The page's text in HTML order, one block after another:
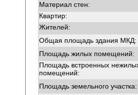
Материал стен:
Квартир:
Жителей:
Общая площадь здания МКД:
Площадь жилых помещений:
Площадь встроенных
помещений:
Площадь земельного участка: